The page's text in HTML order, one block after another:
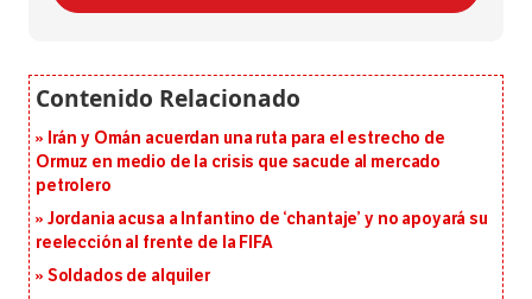
Irán y Omán acuerdan una ruta para el estrecho de
Ormuz en medio de la crisis que sacude al mercado
petrolero
Jordania acusa a Infantino de ‘chantaje’ y no apoyará su
reelección al frente de la FIFA
Soldados de alquiler